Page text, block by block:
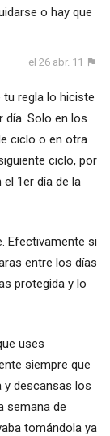
o hay que
el 26 abr. 11
regla lo hiciste
día. Solo en los
ciclo o en otra
ciclo, por
1er día de la
Efectivamente si
entre los días
protegida y lo
uses
siempre que
y descansas los
semana de
tomándola ya